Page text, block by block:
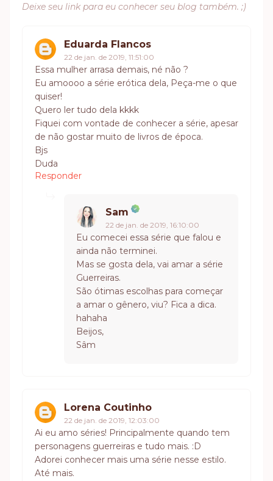
Deixe seu link para eu conhecer seu blog também. ;)
Eduarda Flancos
22 de jan. de 2019, 11:51:00
Essa mulher arrasa demais, né não ?
Eu amoooo a série erótica dela, Peça-me o que
quiser!
Quero ler tudo dela kkkk
Fiquei com vontade de conhecer a série, apesar
de não gostar muito de livros de época.
Bjs
Duda
Responder
Sam
22 de jan. de 2019, 16:10:00
Eu comecei essa série que falou e
ainda não terminei.
Mas se gosta dela, vai amar a série
Guerreiras.
São ótimas escolhas para começar
a amar o gênero, viu? Fica a dica.
hahaha
Beijos,
Sâm
Lorena Coutinho
22 de jan. de 2019, 12:03:00
Ai eu amo séries! Principalmente quando tem
personagens guerreiras e tudo mais. :D
Adorei conhecer mais uma série nesse estilo.
Até mais.